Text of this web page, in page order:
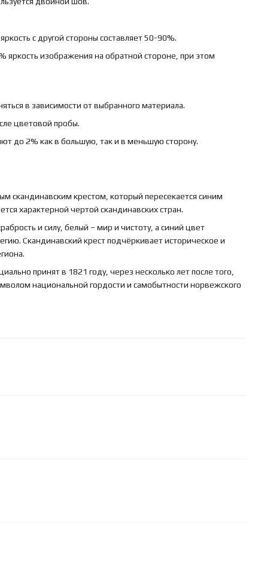
с другой стороны составляет 50-90%.
изображения на обратной стороне, при этом
в зависимости от выбранного материала.
цветовой пробы.
до 2% как в большую, так и в меньшую сторону.
скандинавским крестом, который пересекается синим
характерной чертой скандинавских стран.
и силу, белый – мир и чистоту, а синий цвет
Скандинавский крест подчёркивает историческое и
принят в 1821 году, через несколько лет после того,
национальной гордости и самобытности норвежского